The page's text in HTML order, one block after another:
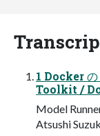
1 Docker
Toolkit /
Model
Atsushi